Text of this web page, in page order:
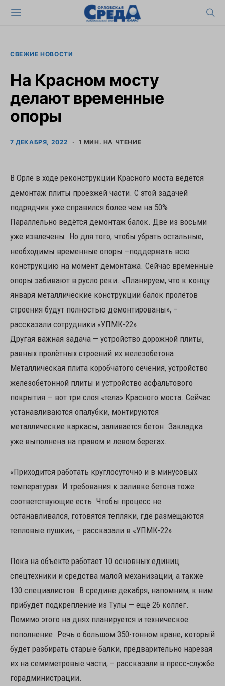
СВЕЖИЕ НОВОСТИ
На Красном мосту
делают временные
опоры
7 ДЕКАБРЯ, 2022 1 МИН. НА ЧТЕНИЕ
В Орле в ходе реконструкции Красного моста ведется
демонтаж плиты проезжей части. С этой задачей
подрядчик уже справился более чем на 50%.
Параллельно ведётся демонтаж балок. Две из восьми
уже извлечены. Но для того, чтобы убрать остальные,
необходимы временные опоры –поддержать всю
конструкцию на момент демонтажа. Сейчас временные
опоры забивают в русло реки. «Планируем, что к концу
января металлические конструкции балок пролётов
строения будут полностью демонтированы», –
рассказали сотрудники «УПМК-22».
Другая важная задача — устройство дорожной плиты,
равных пролётных строений их железобетона.
Металлическая плита коробчатого сечения, устройство
железобетонной плиты и устройство асфальтового
покрытия — вот три слоя «тела» Красного моста. Сейчас
устанавливаются опалубки, монтируются
металлические каркасы, заливается бетон. Закладка
уже выполнена на правом и левом берегах.
«Приходится работать круглосуточно и в минусовых
температурах. И требования к заливке бетона тоже
соответствующие есть. Чтобы процесс не
останавливался, готовятся тепляки, где размещаются
тепловые пушки», – рассказали в «УПМК-22».
Пока на объекте работает 10 основных единиц
спецтехники и средства малой механизации, а также
130 специалистов. В средине декабря, напомним, к ним
прибудет подкрепление из Тулы — ещё 26 коллег.
Помимо этого на днях планируется и техническое
пополнение. Речь о большом 350-тонном кране, который
будет разбирать старые балки, предварительно нарезая
их на семиметровые части, – рассказали в пресс-службе
горадминистрации.